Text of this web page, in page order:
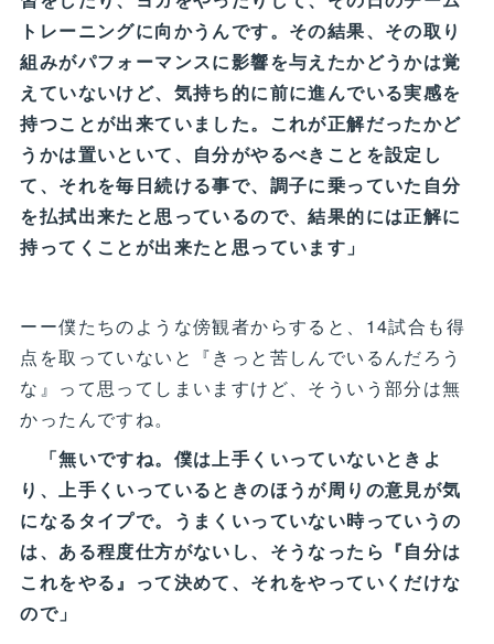
トレーニングに向かうんです。その結果、その取り
組みがパフォーマンスに影響を与えたかどうかは覚
えていないけど、気持ち的に前に進んでいる実感を
持つことが出来ていました。これが正解だったかど
うかは置いといて、自分がやるべきことを設定し
て、それを毎日続ける事で、調子に乗っていた自分
を払拭出来たと思っているので、結果的には正解に
持ってくことが出来たと思っています」
ーー僕たちのような傍観者からすると、14試合も得
点を取っていないと『きっと苦しんでいるんだろう
な』って思ってしまいますけど、そういう部分は無
かったんですね。
「無いですね。僕は上手くいっていないときよ
り、上手くいっているときのほうが周りの意見が気
になるタイプで。うまくいっていない時っていうの
は、ある程度仕方がないし、そうなったら『自分は
これをやる』って決めて、それをやっていくだけな
ので」